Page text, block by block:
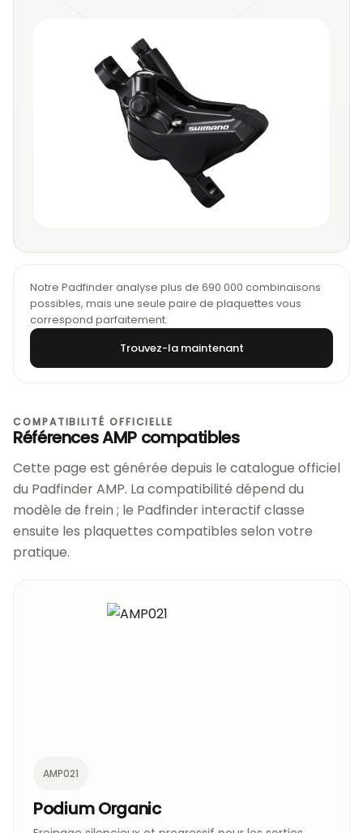
Notre Padfinder analyse plus de 690 000 combinaisons
possibles, mais une seule paire de plaquettes vous
correspond parfaitement.
Trouvez-la maintenant
COMPATIBILITÉ OFFICIELLE
Références AMP compatibles
Cette page est générée depuis le catalogue officiel
du Padfinder AMP. La compatibilité dépend du
modèle de frein ; le Padfinder interactif classe
ensuite les plaquettes compatibles selon votre
pratique.
AMP021
Podium Organic